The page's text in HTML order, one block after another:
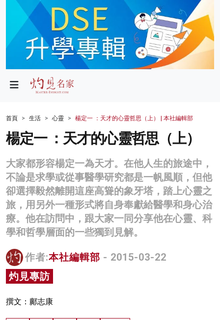
政局
財經
生活
商業
科技
影片
名家榜
灼見活動
關於我們
首頁 生活 心靈 楊定一 ：天才的心靈哲思（上） | 本社編輯部
楊定一 ：天才的心靈哲思（上）
大家都形容楊定一為天才。在他人生的旅途中，
不論是求學或從事醫學研究都是一帆風順，但他
卻選擇毅然離開這座高聳的象牙塔，踏上心靈之
旅，用另外一種形式將自身奉獻給醫學和身心治
療。他在訪問中，跟大家一同分享他在心靈、科
學和哲學層面的一些獨到見解。
作者:本社編輯部 - 2015-03-22
灼見專訪
撰文：鄺志康